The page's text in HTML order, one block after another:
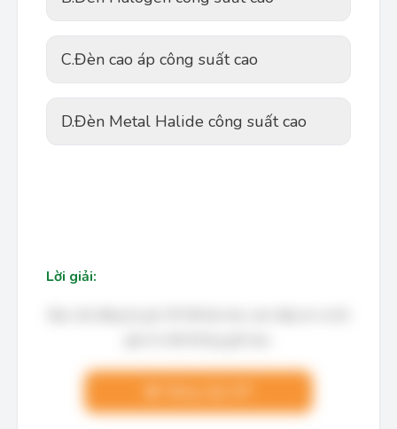
C.Đèn cao áp công suất cao
D.Đèn Metal Halide công suất cao
Lời giải: